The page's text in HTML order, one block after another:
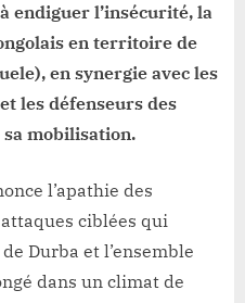
danger »,
synergie
sociétés
civiles
endiguer l’insécurité, la
en territoire de
en synergie avec les
les défenseurs des
mobilisation.
l’apathie des
ciblées qui
Durba et l’ensemble
dans un climat de